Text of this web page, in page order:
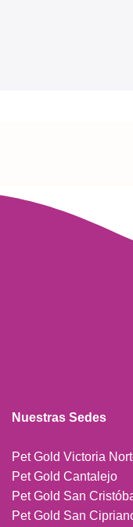
Nuestras Sedes
Pet Gold Victoria
Pet Gold Cantalejo
Pet Gold San
Pet Gold San